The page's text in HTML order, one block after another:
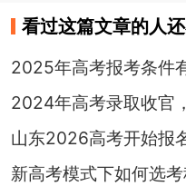
看过这篇文章的人